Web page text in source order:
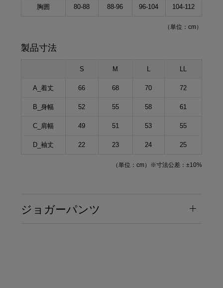
Waka
オーバーサイズTシャツ（ブラック）
Mサイズ
HARUMI
胸囲 80-88 88-96 96-104 104-112
（単位：cm）
製品寸法
S M
A_着丈 66 68 70 72
B_身幅 52 55 58 61
C_肩幅 49 51 53 55
D_袖丈 22 23 24 25
（単位：cm）※寸法公差：±10%
ジョガーパンツ
164cm